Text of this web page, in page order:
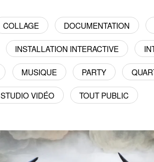
COLLAGE DOCUMENTATION
INSTALLATION INTERACTIVE
MUSIQUE PARTY
STUDIO VIDÉO TOUT PUBLIC